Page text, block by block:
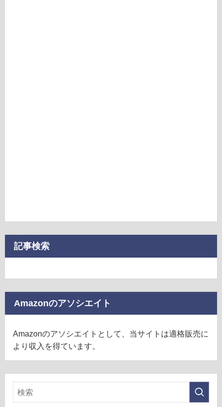
記事検索
Amazonのアソシエイト
Amazonのアソシエイトとして、当サイトは適格販売に
より収入を得ています。